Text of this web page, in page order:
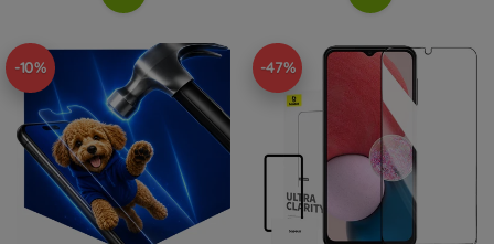
-10% -47%